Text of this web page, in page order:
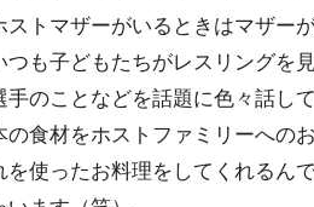
ストマザーがいるときはマザー
つも子どもたちがレスリングを
のことなどを話題に色々話して
の食材をホストファミリーへの
を使ったお料理をしてくれるん